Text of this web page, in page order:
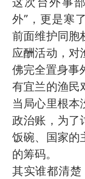
外”，更是寒
前面维护同胞
应酬活动，对
佛完全置身事
有宜兰的渔民
当局心里根本
政治账，为了
饭碗、国家的
的筹码。
其实谁都清楚